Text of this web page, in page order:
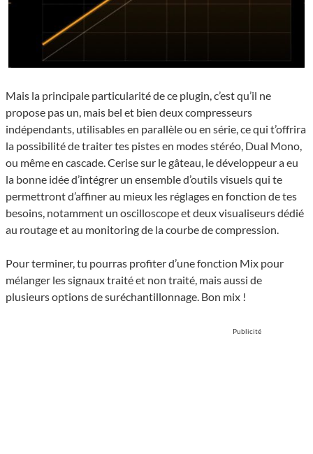
Mais la principale particularité de ce plugin, c’est qu’il ne
propose pas un, mais bel et bien deux compresseurs
indépendants, utilisables en parallèle ou en série, ce qui t’offrira
la possibilité de traiter tes pistes en modes stéréo, Dual Mono,
ou même en cascade. Cerise sur le gâteau, le développeur a eu
la bonne idée d’intégrer un ensemble d’outils visuels qui te
permettront d’affiner au mieux les réglages en fonction de tes
besoins, notamment un oscilloscope et deux visualiseurs dédié
au routage et au monitoring de la courbe de compression.
Pour terminer, tu pourras profiter d’une fonction Mix pour
mélanger les signaux traité et non traité, mais aussi de
plusieurs options de suréchantillonnage. Bon mix !
Publicité